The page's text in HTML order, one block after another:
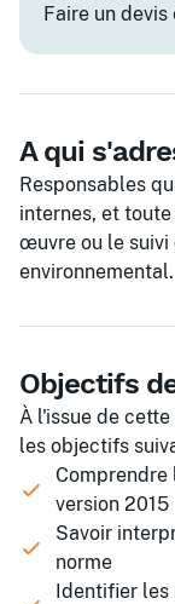
Faire un devis
A qui
Responsables
internes, et
œuvre ou le suivi
environnemental.
Objectifs
À l'issue de
les objectifs
Comprendre
version 2015
Savoir
norme
Identifier les